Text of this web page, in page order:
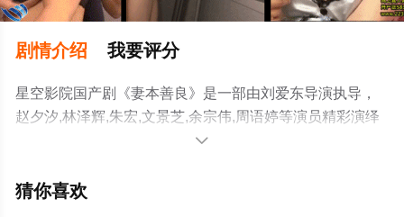
剧情介绍 我要评分
星空影院国产剧《妻本善良》是一部由刘爱东导演执导，
赵夕汐,林泽辉,朱宏,文景芝,余宗伟,周语婷等演员精彩演绎
的大陆电视剧，手机免费观看高清无删减完整版电视剧全
电视猫或剧情网等平台了解。

猜你喜欢